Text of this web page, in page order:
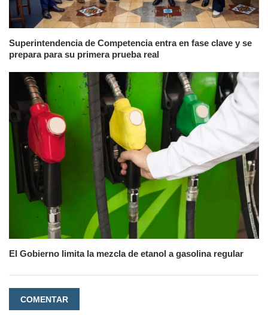
Superintendencia de Competencia entra en fase clave y se
prepara para su primera prueba real
El Gobierno limita la mezcla de etanol a gasolina regular
COMENTAR